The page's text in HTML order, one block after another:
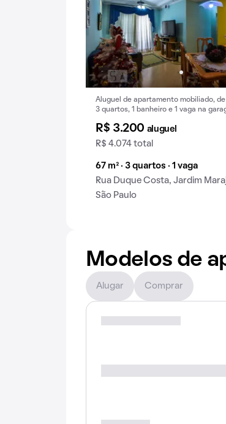
Aluguel de apartamento mobiliado, de
3 quartos, 1 banheiro e 1 vaga na
R$ 3.200 aluguel
R$ 4.074 total
67 m² · 3 quartos · 1 vaga
Rua Duque Costa, Jardim
São Paulo
Modelos de
Alugar Comprar